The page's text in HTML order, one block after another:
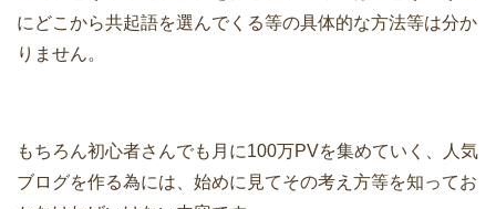
にどこから共起語を選んでくる等の具体的な方法等は分か
りません。
もちろん初心者さんでも月に100万PVを集めていく、人気
ブログを作る為には、始めに見てその考え方等を知ってお